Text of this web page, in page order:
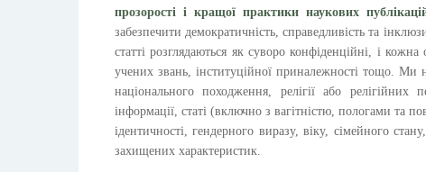
прозорості і кращої практики наукових
забезпечити демократичність, справедливість та
статті розглядаються як суворо конфіденційні, і
учених звань, інституційної приналежності тощо.
національного походження, релігії або
інформації, статі (включно з вагітністю, пологами та
ідентичності, гендерного виразу, віку, сімейного
захищених характеристик.